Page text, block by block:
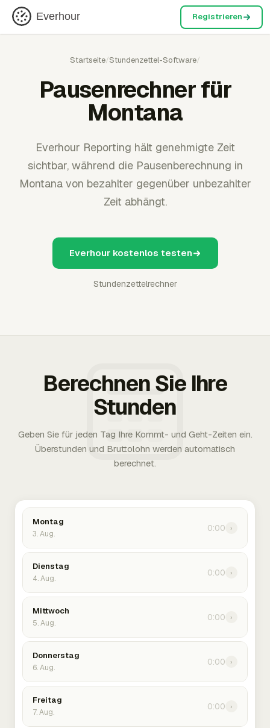
Everhour Registrieren
Startseite/Stundenzettel-Software/
Pausenrechner für
Montana
Everhour Reporting hält genehmigte Zeit
sichtbar, während die Pausenberechnung in
Montana von bezahlter gegenüber unbezahlter
Zeit abhängt.
Everhour kostenlos testen
Stundenzettelrechner
Berechnen Sie Ihre
Stunden
Geben Sie für jeden Tag Ihre Kommt- und Geht-Zeiten ein.
Überstunden und Bruttolohn werden automatisch
berechnet.
Montag
3. Aug.
0:00 ›
Dienstag
4. Aug.
0:00 ›
Mittwoch
5. Aug.
0:00 ›
Donnerstag
6. Aug.
0:00 ›
Freitag
7. Aug.
0:00 ›